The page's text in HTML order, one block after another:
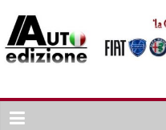
naar
inhoud
Auto
Edizione